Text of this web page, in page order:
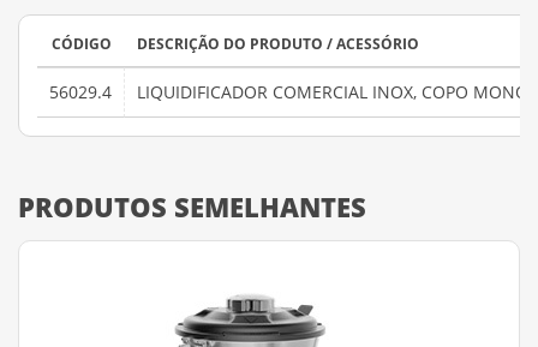
CÓDIGO DESCRIÇÃO DO PRODUTO / ACESSÓRIO
56029.4 LIQUIDIFICADOR COMERCIAL INOX, COPO
PRODUTOS SEMELHANTES